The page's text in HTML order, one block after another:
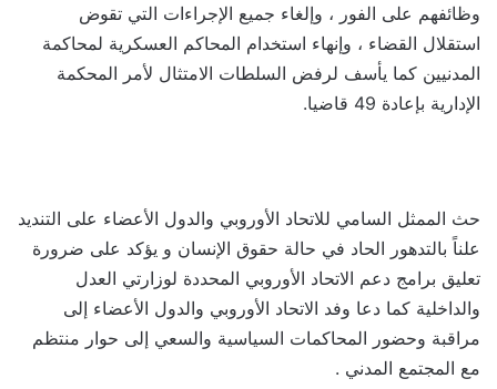
وظائفهم على الفور ، وإلغاء جميع الإجراءات التي تقوض
استقلال القضاء ، وإنهاء استخدام المحاكم العسكرية لمحاكمة
المدنيين كما يأسف لرفض السلطات الامتثال لأمر المحكمة
الإدارية بإعادة 49 قاضيا.
حث الممثل السامي للاتحاد الأوروبي والدول الأعضاء على التنديد
علناً بالتدهور الحاد في حالة حقوق الإنسان و يؤكد على ضرورة
تعليق برامج دعم الاتحاد الأوروبي المحددة لوزارتي العدل
والداخلية كما دعا وفد الاتحاد الأوروبي والدول الأعضاء إلى
مراقبة وحضور المحاكمات السياسية والسعي إلى حوار منتظم
مع المجتمع المدني .